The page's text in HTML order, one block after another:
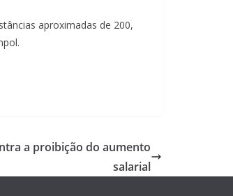
aproximadas de 200,
a proibição do aumento
salarial